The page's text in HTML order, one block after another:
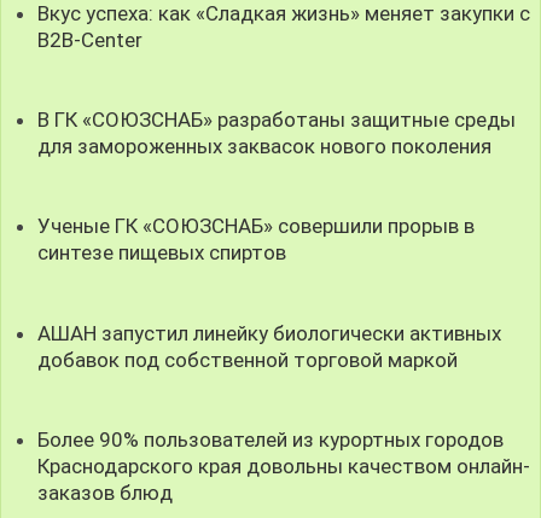
Вкус успеха: как «Сладкая жизнь» меняет закупки с
B2B-Center
В ГК «СОЮЗСНАБ» разработаны защитные среды
для замороженных заквасок нового поколения
Ученые ГК «СОЮЗСНАБ» совершили прорыв в
синтезе пищевых спиртов
АШАН запустил линейку биологически активных
добавок под собственной торговой маркой
Более 90% пользователей из курортных городов
Краснодарского края довольны качеством онлайн-
заказов блюд